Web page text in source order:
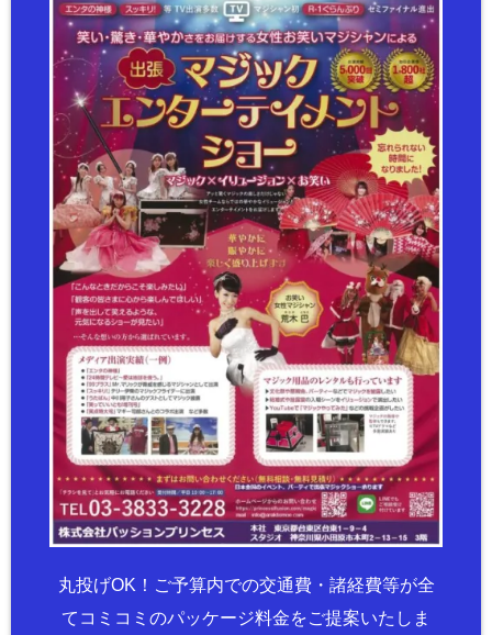
丸投げOK！ご予算内での交通費・諸経費等が全
てコミコミのパッケージ料金をご提案いたしま